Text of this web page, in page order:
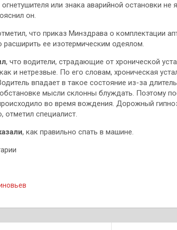
огнетушителя или знака аварийной остановки
он.
что приказ Минздрава о комплектации
ее изотермическим одеялом.
, что водители, страдающие от хронической
и нетрезвые. По его словам, хроническая
впадает в такое состояние из-за
мысли склонны блуждать. Поэтому
во время вождения. Дорожный
отметил специалист.
, как правильно спать в машине.